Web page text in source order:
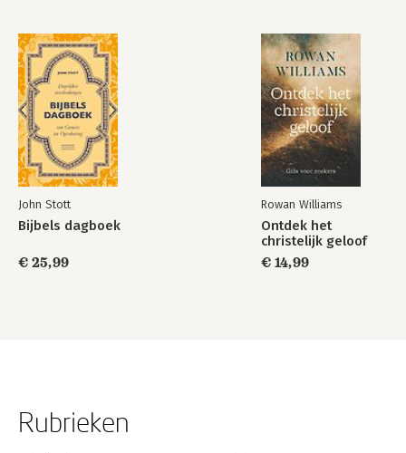
John Stott
Bijbels dagboek
€ 25,99
Rowan Williams
Ontdek het
christelijk geloof
€ 14,99
Rubrieken